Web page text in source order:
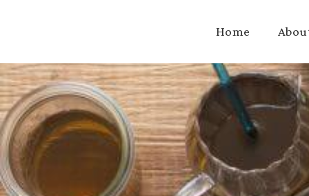
Home